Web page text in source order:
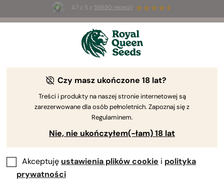
4.7 z 5 z 58690 recenzji
3 nasiona White Widow Auto
Czy masz ukończone 18 lat?
Treści i produkty na naszej stronie internetowej są
zarezerwowane dla osób pełnoletnich. Zapoznaj się z
Regulaminem.
Nie, nie ukończyłem(-łam) 18 lat
Akceptuję ustawienia plików cookie i polityka
prywatności